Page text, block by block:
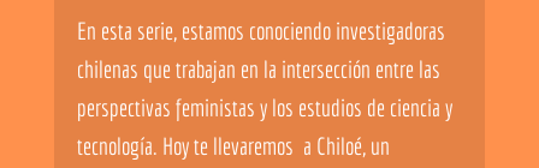
En esta serie, estamos conociendo investigadoras
chilenas que trabajan en la intersección entre las
perspectivas feministas y los estudios de ciencia y
tecnología. Hoy te llevaremos a Chiloé, un